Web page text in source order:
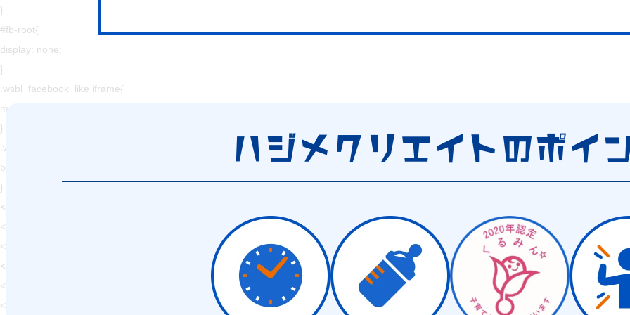
ハジメクリエイト のポイ
}
#fb-root{
display: none;
}
.wsbl_facebook_like iframe{
max-width: none !important;
}
.wsbl_pinterest a{
border: 0px !important;
}
</style>
<!-- END: WP Social Bookmarking Light HEAD -->
<!-- Jetpack Open Graph Tags -->
<meta property="og:type" content="website" />
<meta property="og:title" content="【岡山】集客設計に自信あり。ホームページ制作・ECサイト運営はハジメクリエイト" />
<meta property="og:description" content="人と人、人とコンピュータをつなぐ。" />